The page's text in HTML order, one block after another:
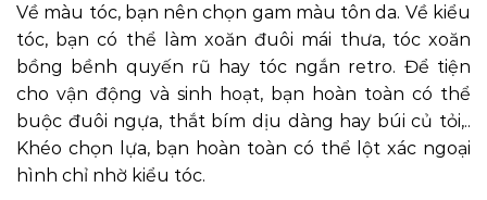
Về màu tóc, bạn nên chọn gam màu tôn da. Về kiểu
tóc, bạn có thể làm xoăn đuôi mái thưa, tóc xoăn
bồng bềnh quyến rũ hay tóc ngắn retro. Để tiện
cho vận động và sinh hoạt, bạn hoàn toàn có thể
buộc đuôi ngựa, thắt bím dịu dàng hay búi củ tỏi,..
Khéo chọn lựa, bạn hoàn toàn có thể lột xác ngoại
hình chỉ nhờ kiểu tóc.